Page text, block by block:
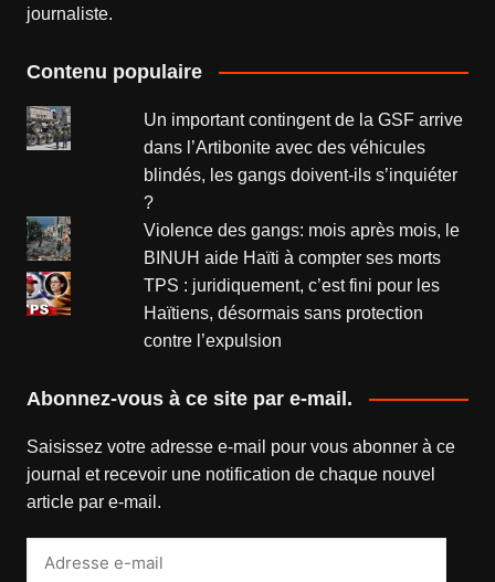
journaliste.
Contenu populaire
Un important contingent de la GSF arrive
dans l’Artibonite avec des véhicules
blindés, les gangs doivent-ils s’inquiéter
?
Violence des gangs: mois après mois, le
BINUH aide Haïti à compter ses morts
TPS : juridiquement, c’est fini pour les
Haïtiens, désormais sans protection
contre l’expulsion
Abonnez-vous à ce site par e-mail.
Saisissez votre adresse e-mail pour vous abonner à ce
journal et recevoir une notification de chaque nouvel
article par e-mail.